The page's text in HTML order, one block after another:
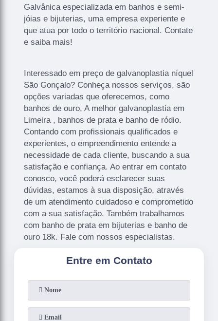
Galvânica especializada em banhos e semi-
jóias e bijuterias, uma empresa experiente e
que atua por todo o território nacional. Contate
e saiba mais!
Interessado em preço de galvanoplastia níquel
São Gonçalo? Conheça nossos serviços, são
opções variadas que oferecemos, como
banhos de ouro, A melhor galvanoplastia em
Limeira , banhos de prata e banho de ródio.
Contando com profissionais qualificados e
experientes, o empreendimento entende a
necessidade de cada cliente, buscando a sua
satisfação e confiança. Ao entrar em contato
conosco, você poderá esclarecer suas
dúvidas, estamos à sua disposição, através
de um atendimento cuidadoso e comprometido
com a sua satisfação. Também trabalhamos
com banho de prata em bijuterias e banho de
ouro 18k. Fale com nossos especialistas.
Entre em Contato